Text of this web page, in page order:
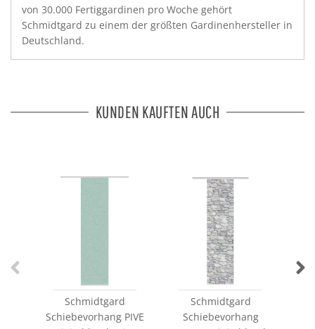
von 30.000 Fertiggardinen pro Woche gehört
Schmidtgard zu einem der größten Gardinenhersteller in
Deutschland.
KUNDEN KAUFTEN AUCH
Schmidtgard
Schiebevorhang PIVE
Schmidtgard
Schiebevorhang